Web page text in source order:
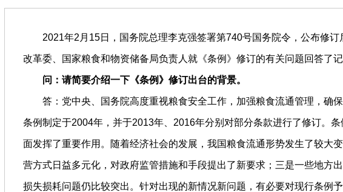
2021年2月15日，国务院总理李克强签署第740号国务院令，公布修
改革委、国家粮食和物资储备局负责人就《条例》修订的有关问题回答了记
问：请简要介绍一下《条例》修订出台的背景。
答：党中央、国务院高度重视粮食安全工作，加强粮食流通管理，确
条例制定于2004年，并于2013年、2016年分别对部分条款进行了修订。
面发挥了重要作用。随着经济社会的发展，我国粮食流通形势发生了较大
营方式日益多元化，对政府监管措施和手段提出了新要求；三是一些地方
损失损耗问题仍比较突出。针对出现的新情况新问题，有必要对现行条例予